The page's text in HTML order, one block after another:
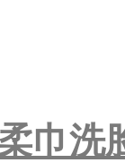
巾洗